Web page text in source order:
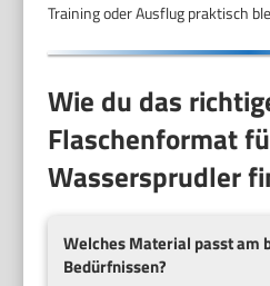
Training oder Ausflug praktisch
Wie du das
Flaschenformat
Wassersprudler
Welches Material passt am
Bedürfnissen?